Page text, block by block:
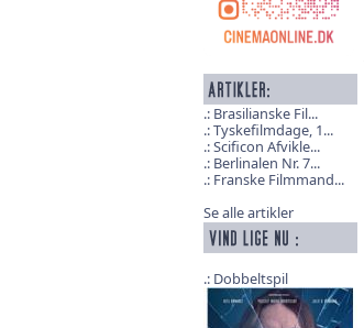
Brasilianske Fil...
Tyskefilmdage, 1...
Scificon Afvikle...
Berlinalen Nr. 7...
Franske Filmmand...
Se alle artikler
Dobbeltspil